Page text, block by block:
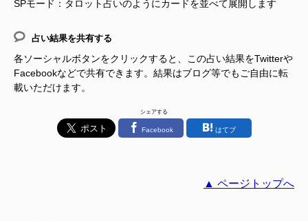
SPモード：タロット占いのようにカードを並べて展開します
占い結果を共有する
各ソーシャルボタンをクリックすると、この占い結果をTwitterや
Facebookなどで共有できます。結果はブログ等でもご自由に転
載いただけます。
シェアする
Facebook はてブ
▲ ページトップへ